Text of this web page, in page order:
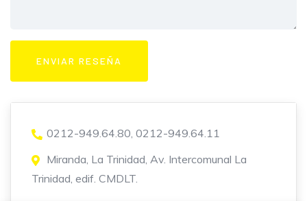
0212-949.64.80, 0212-949.64.11
Miranda, La Trinidad, Av. Intercomunal La
Trinidad, edif. CMDLT.